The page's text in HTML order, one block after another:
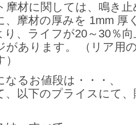
摩材に関しては、鳴き
、摩材の厚みを 1mm 厚
り、ライフが20～30％
があります。 （リア用
るお値段は・・・、
、以下のプライスにて